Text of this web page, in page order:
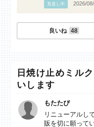
見直し中 2026/
良いね 48
日焼け止めミル
いします
もたたび
リニューアルし
販を切に願って